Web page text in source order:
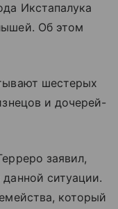
Икстапалука
Об этом
шестерых
и дочерей-
заявил,
ситуации.
который